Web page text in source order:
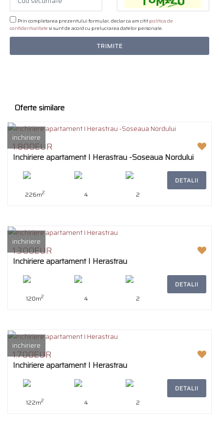
Prin completarea prezentului formular, declar ca am citit politica de
confidentialitate si sunt de acord cu prelucrarea datelor personale.
TRIMITE
Oferte similare
inchiriere
1.800EUR
Inchiriere apartament I Herastrau -Soseaua Nordului
226m2 4 2
DETALII
inchiriere
1.300EUR
Inchiriere apartament I Herastrau
120m2 4 2
DETALII
inchiriere
1.700EUR
Inchiriere apartament I Herastrau
122m2 4 2
DETALII